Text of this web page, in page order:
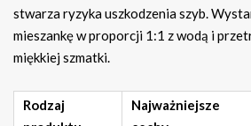
stwarza ryzyka uszkodzenia szyb.
mieszankę w proporcji 1:1 z wodą i
miękkiej szmatki.
Rodzaj
Najważniejsze